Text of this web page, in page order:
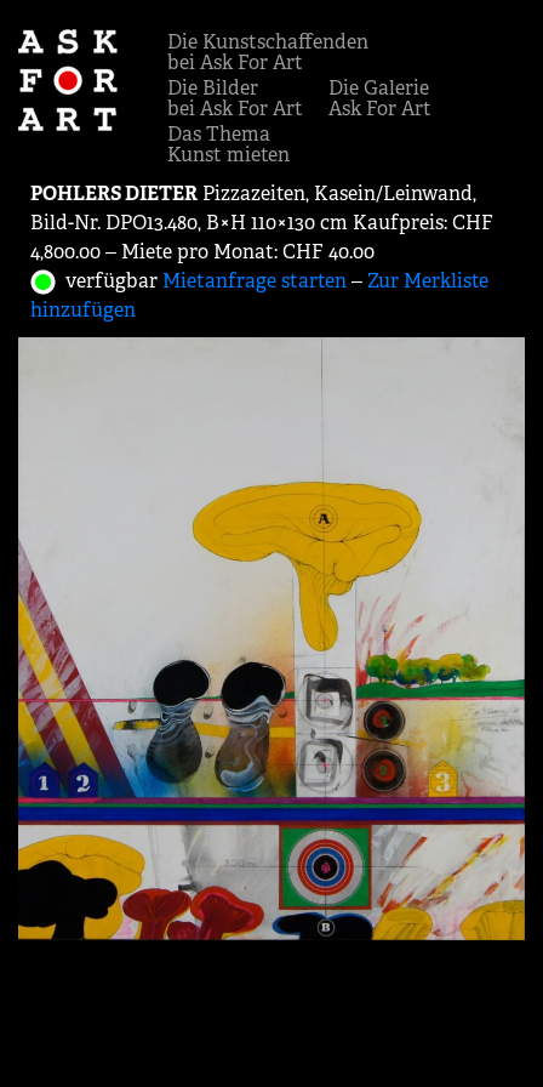
Die Kunstschaffenden
bei Ask For Art
Die Bilder
bei Ask For Art
Die Galerie
Ask For Art
Das Thema
Kunst mieten
POHLERS DIETER Pizzazeiten, Kasein/Leinwand,
Bild-Nr. DPO13.480, B×H 110×130 cm Kaufpreis: CHF
4,800.00 ‒ Miete pro Monat: CHF 40.00
verfügbar Mietanfrage starten‒Zur Merkliste
hinzufügen